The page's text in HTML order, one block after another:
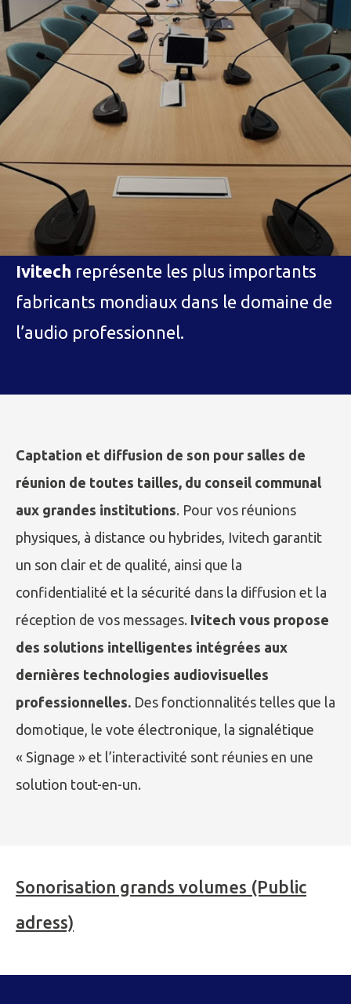
Ivitech représente les plus importants
fabricants mondiaux dans le domaine de
l’audio professionnel.
Captation et diffusion de son pour salles de
réunion de toutes tailles, du conseil communal
aux grandes institutions. Pour vos réunions
physiques, à distance ou hybrides, Ivitech garantit
un son clair et de qualité, ainsi que la
confidentialité et la sécurité dans la diffusion et la
réception de vos messages. Ivitech vous propose
des solutions intelligentes intégrées aux
dernières technologies audiovisuelles
professionnelles. Des fonctionnalités telles que la
domotique, le vote électronique, la signalétique
« Signage » et l’interactivité sont réunies en une
solution tout-en-un.
Sonorisation grands volumes (Public
adress)